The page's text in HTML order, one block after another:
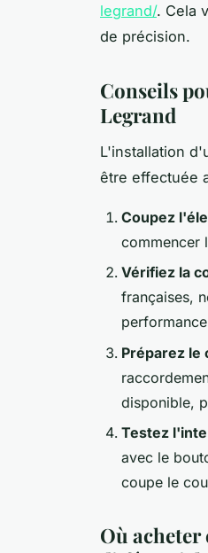
legrand/. Cela
de précision.
Conseils
Legrand
L'installation
être effectuée
Coupez
commencer
Vérifiez la
françaises,
Préparez le
disponible,
Testez
avec le
coupe le
Où